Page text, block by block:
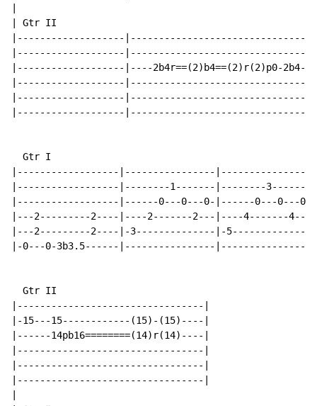
| Gtr II
|-------------------|--------------------------------|
|-------------------|--------------------------------|
|-------------------|----2b4r==(2)b4==(2)r(2)p0-2b4--|
|-------------------|--------------------------------|
|-------------------|--------------------------------|
|-------------------|--------------------------------|
  Gtr I
|------------------|----------------|----------------|
|------------------|--------1-------|--------3-------|
|------------------|------0---0---0-|------0---0---0-|
|---2---------2----|----2-------2---|----4-------4---|
|---2---------2----|-3--------------|-5--------------|
|-0---0-3b3.5------|----------------|----------------|
  Gtr II
|---------------------------------|
|-15---15------------(15)-(15)----|
|------14pb16========(14)r(14)----|
|---------------------------------|
|---------------------------------|
|---------------------------------|